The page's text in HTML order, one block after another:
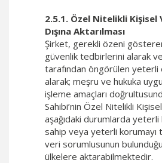
2.5.1. Özel Nitelikli
Dışına Aktarılması
Şirket, gerekli özeni
güvenlik tedbirlerini alarak
tarafından öngörülen yeterli
alarak; meşru ve hukuka
işleme amaçları
Sahibi’nin Özel Nitelikli
aşağıdaki durumlarda
sahip veya yeterli korumayı
veri sorumlusunun
ülkelere aktarabilmektedir.